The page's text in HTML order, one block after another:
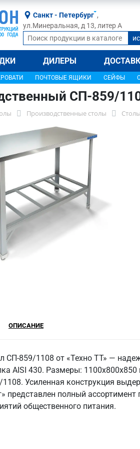
Санкт - Петербург ,
ул.Минеральная, д 13, литер А
ДИЛЕРЫ
ПОЧТОВЫЕ ЯЩИКИ СЕЙФЫ
СП-859/
Производственные столы
ОПИСАНИЕ
СП-859/1108 от «Техно ТТ» —
AISI 430. Размеры:
Усиленная конструкция
представлен полный
общественного питания.